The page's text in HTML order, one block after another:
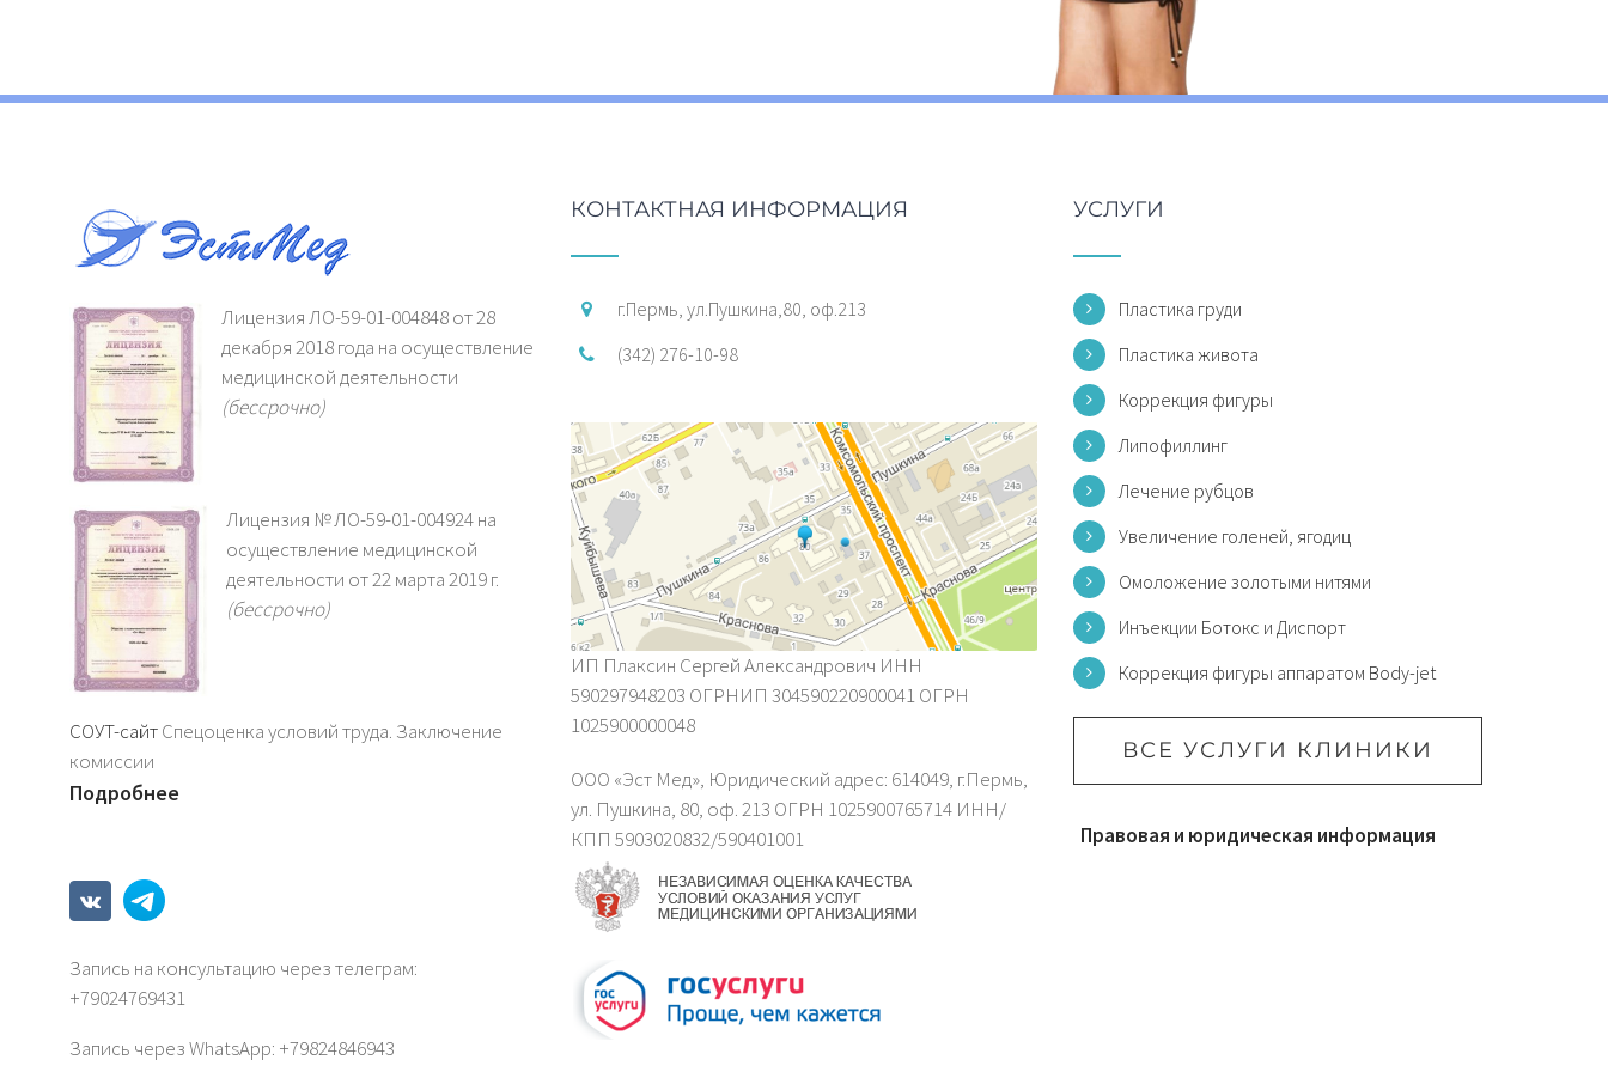
Лицензия ЛО-59-01-004848 от 28
декабря 2018 года на осуществление
медицинской деятельности
(бессрочно)
Лицензия № ЛО-59-01-004924 на
осуществление медицинской
деятельности от 22 марта 2019 г.
(бессрочно)
СОУТ-сайтСпецоценка условий труда. Заключение
комиссии
Подробнее
Запись на консультацию через телеграм:
+79024769431
Запись через WhatsАрp: +79824846943
КОНТАКТНАЯ ИНФОРМАЦИЯ
г.Пермь, ул.Пушкина,80, оф.213
(342) 276-10-98
ИП Плаксин Сергей Александрович ИНН
590297948203 ОГРНИП 304590220900041 ОГРН
1025900000048
ООО «Эст Мед», Юридический адрес: 614049, г.Пермь,
ул. Пушкина, 80, оф. 213 ОГРН 1025900765714 ИНН/
КПП 5903020832/590401001
УСЛУГИ
Пластика груди
Пластика живота
Коррекция фигуры
Липофиллинг
Лечение рубцов
Увеличение голеней, ягодиц
Омоложение золотыми нитями
Инъекции Ботокс и Диспорт
Коррекция фигуры аппаратом Body-jet
ВСЕ УСЛУГИ КЛИНИКИ
Правовая и юридическая информация